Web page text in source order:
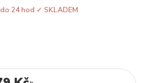
24 hod ✓ SKLADEM